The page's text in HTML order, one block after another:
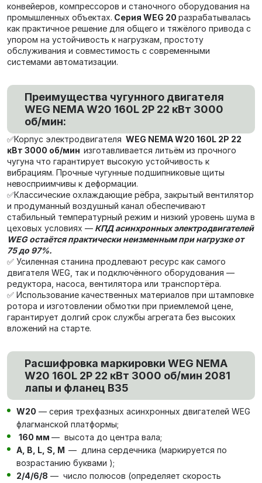
конвейеров, компрессоров и станочного оборудования на
промышленных объектах. Серия WEG 20 разрабатывалась
как практичное решение для общего и тяжёлого привода с
упором на устойчивость к нагрузкам, простоту
обслуживания и совместимость с современными
системами автоматизации.
Преимущества чугунного двигателя
WEG NEMA W20 160L 2P 22 кВт 3000
об/мин:
✅Корпус электродвигателя WEG NEMA W20 160L 2P 22
кВт 3000 об/мин изготавливается литьём из прочного
чугуна что гарантирует высокую устойчивость к
вибрациям. Прочные чугунные подшипниковые щиты
невосприимчивы к деформации.
✅Классические охлаждающие рёбра, закрытый вентилятор
и продуманный воздушный канал обеспечивают
стабильный температурный режим и низкий уровень шума в
цеховых условиях — КПД асинхронных электродвигателей
WEG остаётся практически неизменным при нагрузке от
75 до 97%.
✅ Усиленная станина продлевают ресурс как самого
двигателя WEG, так и подключённого оборудования —
редуктора, насоса, вентилятора или транспортёра.
✅ Использование качественных материалов при штамповке
ротора и изготовлении обмотки при приемлемой цене,
гарантирует долгий срок службы агрегата без высоких
вложений на старте.
Расшифровка маркировки WEG NEMA
W20 160L 2P 22 кВт 3000 об/мин 2081
лапы и фланец В35
W20 — серия трехфазных асинхронных двигателей WEG
флагманской платформы;
160 мм — высота до центра вала;
А, В, L, S, М — длина сердечника (маркируется по
возрастанию буквами );
2/4/6/8 — число полюсов (определяет скорость